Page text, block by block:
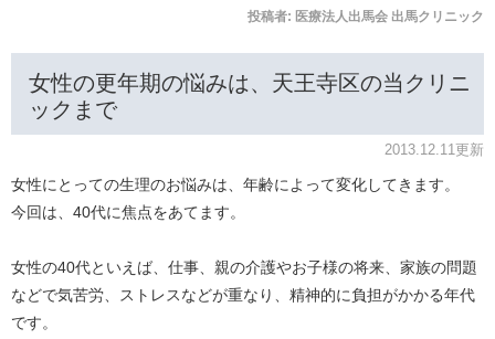
投稿者: 医療法人出馬会 出馬クリニック
女性の更年期の悩みは、天王寺区の当クリニ
ックまで
2013.12.11更新
女性にとっての生理のお悩みは、年齢によって変化してきます。
今回は、40代に焦点をあてます。
女性の40代といえば、仕事、親の介護やお子様の将来、家族の問題
などで気苦労、ストレスなどが重なり、精神的に負担がかかる年代
です。